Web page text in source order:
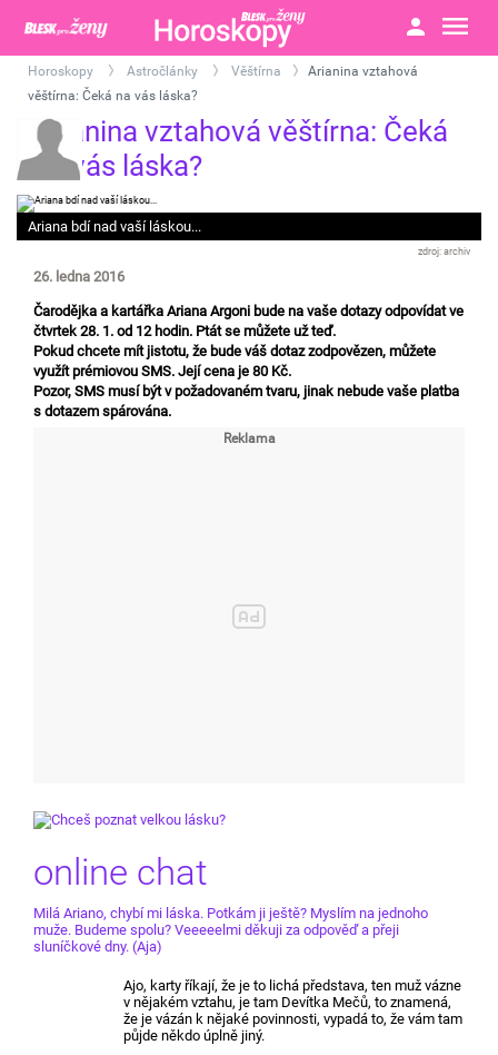
Horoskopy Astročlánky Věštírna
>
Arianina vztahová
věštírna: Čeká na vás láska?
Arianina vztahová věštírna: Čeká
na vás láska?
Ariana bdí nad vaší láskou...
archiv
26. ledna 2016
Čarodějka a kartářka Ariana Argoni bude na vaše dotazy odpovídat ve
čtvrtek 28. 1. od 12 hodin. Ptát se můžete už teď.
Pokud chcete mít jistotu, že bude váš dotaz zodpovězen, můžete
využít prémiovou SMS. Její cena je 80 Kč.
Pozor, SMS musí být v požadovaném tvaru, jinak nebude vaše platba
s dotazem spárována.
online chat
Milá Ariano, chybí mi láska. Potkám ji ještě? Myslím na jednoho
muže. Budeme spolu? Veeeeelmi děkuji za odpověď a přeji
sluníčkové dny. (Aja)
Ajo, karty říkají, že je to lichá představa, ten muž vázne
v nějakém vztahu, je tam Devítka Mečů, to znamená,
že je vázán k nějaké povinnosti, vypadá to, že vám tam
půjde někdo úplně jiný.